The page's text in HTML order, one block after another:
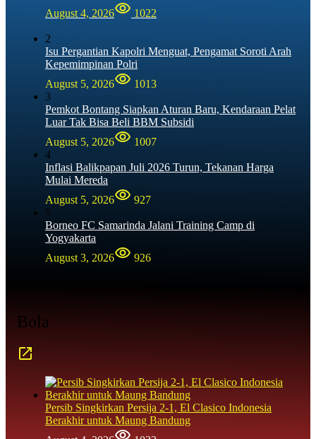
August 4, 2026
1022
2
Isu Pergantian Kapolri Menguat, Pengamat Soroti Arah
Kepemimpinan Polri
August 5, 2026
1013
3
Pemkot Bontang Siapkan Aturan Baru, Kendaraan Pelat
Luar Tak Bisa Beli BBM Subsidi
August 5, 2026
1007
4
Inflasi Balikpapan Juli 2026 Turun, Tekanan Harga
Mulai Mereda
August 5, 2026
927
5
Borneo FC Samarinda Jalani Training Camp di
Yogyakarta
August 3, 2026
926
Bola
Persib Singkirkan Persija 2-1, El Clasico Indonesia
Berakhir untuk Maung Bandung